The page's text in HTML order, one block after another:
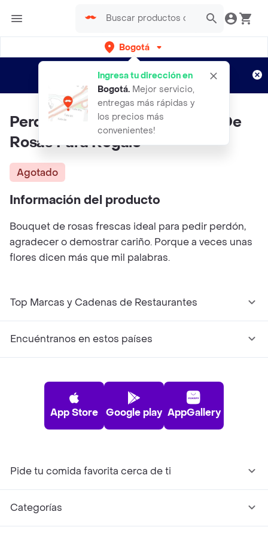
Bogotá
Ingresa tu dirección en
Bogotá. Mejor servicio,
entregas más rápidas y
los precios más
convenientes!
envíos gratis por semanas
Aplican TyC
Perdóname Tantico | Bouquet De
Rosas Para Regalo
Agotado
Información del producto
Bouquet de rosas frescas ideal para pedir perdón,
agradecer o demostrar cariño. Porque a veces unas
flores dicen más que mil palabras.
Top Marcas y Cadenas de Restaurantes
Encuéntranos en estos países
App Store Google play AppGallery
Pide tu comida favorita cerca de ti
Categorías